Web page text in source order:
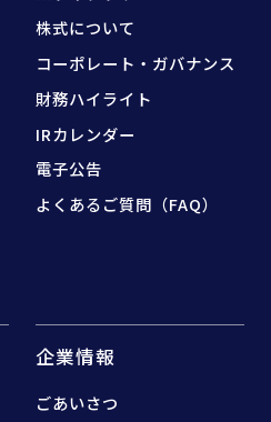
株式について
コーポレート・ガバナンス
財務ハイライト
IRカレンダー
電子公告
よくあるご質問（FAQ）
企業情報
ごあいさつ